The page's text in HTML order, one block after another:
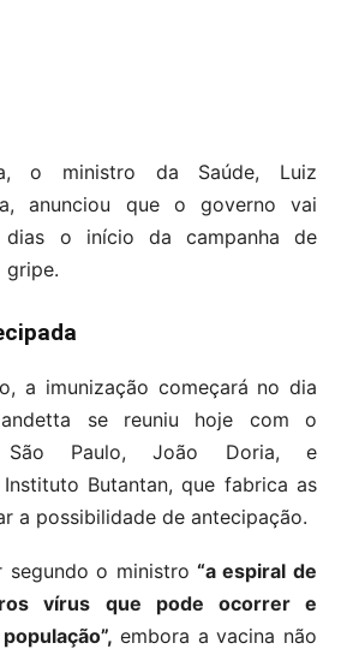
o ministro da Saúde, Luiz
anunciou que o governo vai
o início da campanha de
gripe.
a imunização começará no dia
se reuniu hoje com o
São Paulo, João Doria, e
Butantan, que fabrica as
a possibilidade de antecipação.
o ministro “a espiral de
vírus que pode ocorrer e
embora a vacina não